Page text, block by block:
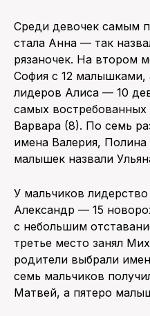
Среди девочек самым
стала Анна — так
рязаночек. На втором
София с 12 малышками,
лидеров Алиса — 10
самых
Варвара (8). По семь
имена Валерия,
малышек назвали
У мальчиков
Александр — 15
с небольшим
третье место занял
родители выбрали
семь мальчиков
Матвей, а пятеро